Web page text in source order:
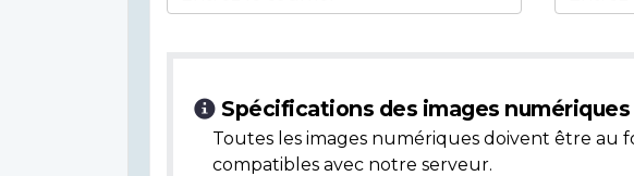
Spécifications des images numériques
Toutes les images numériques doivent être au
compatibles avec notre serveur.